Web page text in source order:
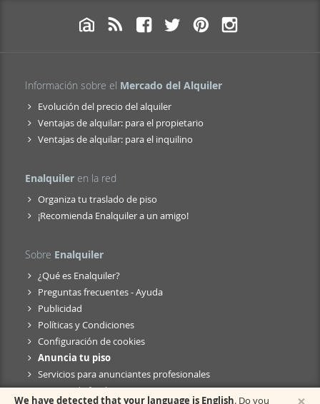
Información sobre el Mercado del Alquiler
Evolución del precio del alquiler
Ventajas de alquilar: para el propietario
Ventajas de alquilar: para el inquilino
Enalquiler en la red
Organiza tu traslado de piso
¡Recomienda Enalquiler a un amigo!
Sobre Enalquiler
¿Qué es Enalquiler?
Preguntas frecuentes - Ayuda
Publicidad
Políticas y Condiciones
Configuración de cookies
Anuncia tu piso
Servicios para anunciantes profesionales
Anuncio de fusión
We have detected that your language is English. Do you